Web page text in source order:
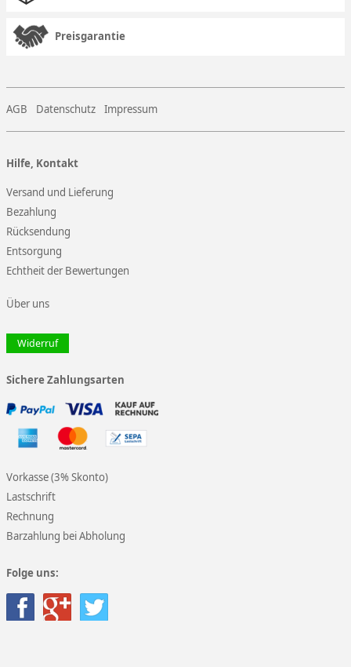
Preisgarantie
AGB Datenschutz Impressum
Hilfe, Kontakt
Versand und Lieferung
Bezahlung
Rücksendung
Entsorgung
Echtheit der Bewertungen
Über uns
Widerruf
Sichere Zahlungsarten
Vorkasse (3% Skonto)
Lastschrift
Rechnung
Barzahlung bei Abholung
Folge uns: